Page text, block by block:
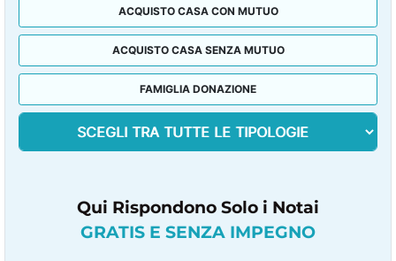
ACQUISTO CASA CON MUTUO
ACQUISTO CASA SENZA MUTUO
FAMIGLIA DONAZIONE
Qui Rispondono Solo i Notai
GRATIS E SENZA IMPEGNO